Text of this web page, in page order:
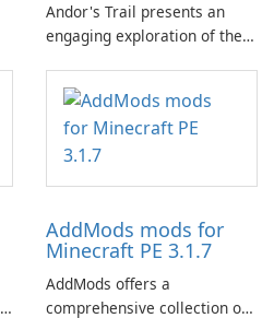
Andor's Trail presents an
engaging exploration of the
centered around the pursuit
of your brother, Andor,
through a quest-driven
narrative inspired by classic
AddMods mods for
Minecraft PE 3.1.7
AddMods offers a
comprehensive collection of